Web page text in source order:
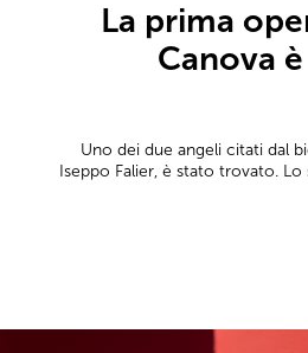
La prima
Canova
Uno dei due angeli citati dal
Iseppo Falier, è stato trovato.